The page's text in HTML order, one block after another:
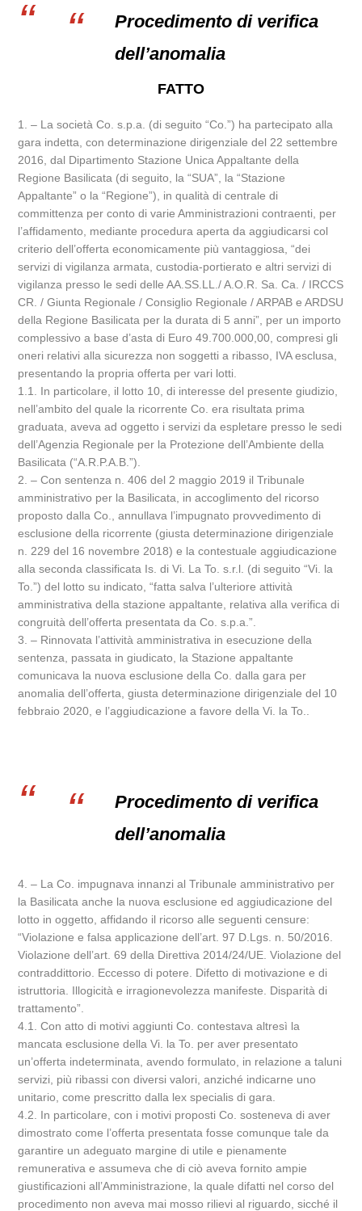
Procedimento di verifica
dell’anomalia
FATTO
1. – La società Co. s.p.a. (di seguito “Co.”) ha partecipato alla
gara indetta, con determinazione dirigenziale del 22 settembre
2016, dal Dipartimento Stazione Unica Appaltante della
Regione Basilicata (di seguito, la “SUA”, la “Stazione
Appaltante” o la “Regione”), in qualità di centrale di
committenza per conto di varie Amministrazioni contraenti, per
l’affidamento, mediante procedura aperta da aggiudicarsi col
criterio dell’offerta economicamente più vantaggiosa, “dei
servizi di vigilanza armata, custodia-portierato e altri servizi di
vigilanza presso le sedi delle AA.SS.LL./ A.O.R. Sa. Ca. / IRCCS
CR. / Giunta Regionale / Consiglio Regionale / ARPAB e ARDSU
della Regione Basilicata per la durata di 5 anni”, per un importo
complessivo a base d’asta di Euro 49.700.000,00, compresi gli
oneri relativi alla sicurezza non soggetti a ribasso, IVA esclusa,
presentando la propria offerta per vari lotti.
1.1. In particolare, il lotto 10, di interesse del presente giudizio,
nell’ambito del quale la ricorrente Co. era risultata prima
graduata, aveva ad oggetto i servizi da espletare presso le sedi
dell’Agenzia Regionale per la Protezione dell’Ambiente della
Basilicata (“A.R.P.A.B.”).
2. – Con sentenza n. 406 del 2 maggio 2019 il Tribunale
amministrativo per la Basilicata, in accoglimento del ricorso
proposto dalla Co., annullava l’impugnato provvedimento di
esclusione della ricorrente (giusta determinazione dirigenziale
n. 229 del 16 novembre 2018) e la contestuale aggiudicazione
alla seconda classificata Is. di Vi. La To. s.r.l. (di seguito “Vi. la
To.”) del lotto su indicato, “fatta salva l’ulteriore attività
amministrativa della stazione appaltante, relativa alla verifica di
congruità dell’offerta presentata da Co. s.p.a.”.
3. – Rinnovata l’attività amministrativa in esecuzione della
sentenza, passata in giudicato, la Stazione appaltante
comunicava la nuova esclusione della Co. dalla gara per
anomalia dell’offerta, giusta determinazione dirigenziale del 10
febbraio 2020, e l’aggiudicazione a favore della Vi. la To..
Procedimento di verifica
dell’anomalia
4. – La Co. impugnava innanzi al Tribunale amministrativo per
la Basilicata anche la nuova esclusione ed aggiudicazione del
lotto in oggetto, affidando il ricorso alle seguenti censure:
“Violazione e falsa applicazione dell’art. 97 D.Lgs. n. 50/2016.
Violazione dell’art. 69 della Direttiva 2014/24/UE. Violazione del
contraddittorio. Eccesso di potere. Difetto di motivazione e di
istruttoria. Illogicità e irragionevolezza manifeste. Disparità di
trattamento”.
4.1. Con atto di motivi aggiunti Co. contestava altresì la
mancata esclusione della Vi. la To. per aver presentato
un’offerta indeterminata, avendo formulato, in relazione a taluni
servizi, più ribassi con diversi valori, anziché indicarne uno
unitario, come prescritto dalla lex specialis di gara.
4.2. In particolare, con i motivi proposti Co. sosteneva di aver
dimostrato come l’offerta presentata fosse comunque tale da
garantire un adeguato margine di utile e pienamente
remunerativa e assumeva che di ciò aveva fornito ampie
giustificazioni all’Amministrazione, la quale difatti nel corso del
procedimento non aveva mai mosso rilievi al riguardo, sicché il